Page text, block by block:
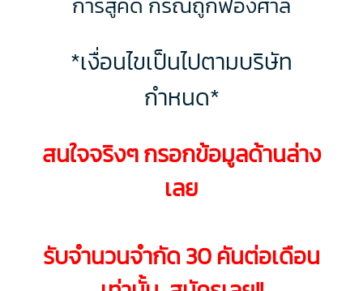
*เงื่อนไขเป็นไปตามบริษัท
กำหนด*
สนใจจริงๆ กรอกข้อมูลด้านล่าง
เลย
รับจำนวนจำกัด 30 คันต่อเดือน